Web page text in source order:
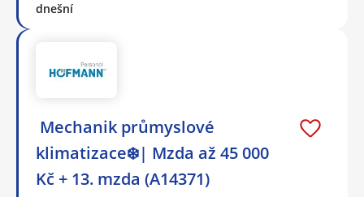
dnešní
️ Mechanik průmyslové
klimatizace❄️| Mzda až 45 000
Kč + 13. mzda (A14371)